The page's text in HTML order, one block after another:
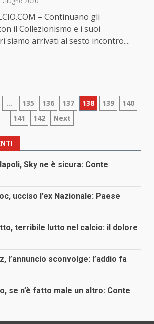
– Continuano gli
il Collezionismo e i suoi
siamo arrivati al sesto incontro....
… 135 136 137 138 139
140
141
142 Next
Sky ne è sicura: Conte
ucciso l’ex Nazionale: Paese
terribile lutto nel calcio: il dolore
l’annuncio sconvolge: l’addio fa
se n’è fatto male un altro: Conte